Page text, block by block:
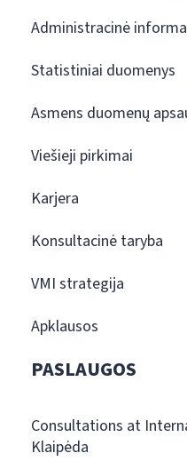
Administracinė
Statistiniai duomenys
Asmens duomenų
Viešieji pirkimai
Karjera
Konsultacinė taryba
VMI strategija
Apklausos
PASLAUGOS
Consultations at
Klaipėda